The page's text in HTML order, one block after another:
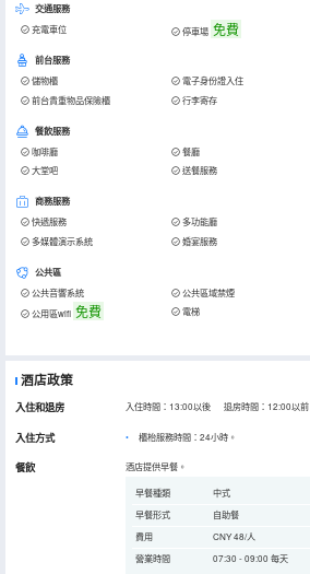
交通服務
充電車位 停車場 免費
前台服務
儲物櫃 電子身份證入住
前台貴重物品保險櫃
行李寄存
餐飲服務
咖啡廳 餐廳
大堂吧
送餐服務
商務服務
快遞服務 多功能廳
多媒體演示系統
婚宴服務
公共區
公共音響系統 公共區域禁煙
公用區wifi 免費 電梯
酒店政策
入住和退房 入住時間：13:00以後 退房時間：12:00以前
入住方式 櫃枱服務時間：24小時。
餐飲 酒店提供早餐。
早餐種類
中式
早餐形式
自助餐
費用
CNY 48/人
營業時間
07:30 - 09:00 每天